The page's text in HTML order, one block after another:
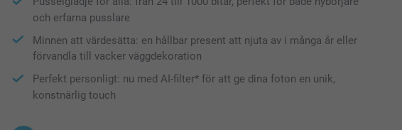
och erfarna pusslare
Minnen att värdesätta: en hållbar present att njuta av i många år eller
förvandla till vacker väggdekoration
Perfekt personligt: nu med AI-filter* för att ge dina foton en unik,
konstnärlig touch